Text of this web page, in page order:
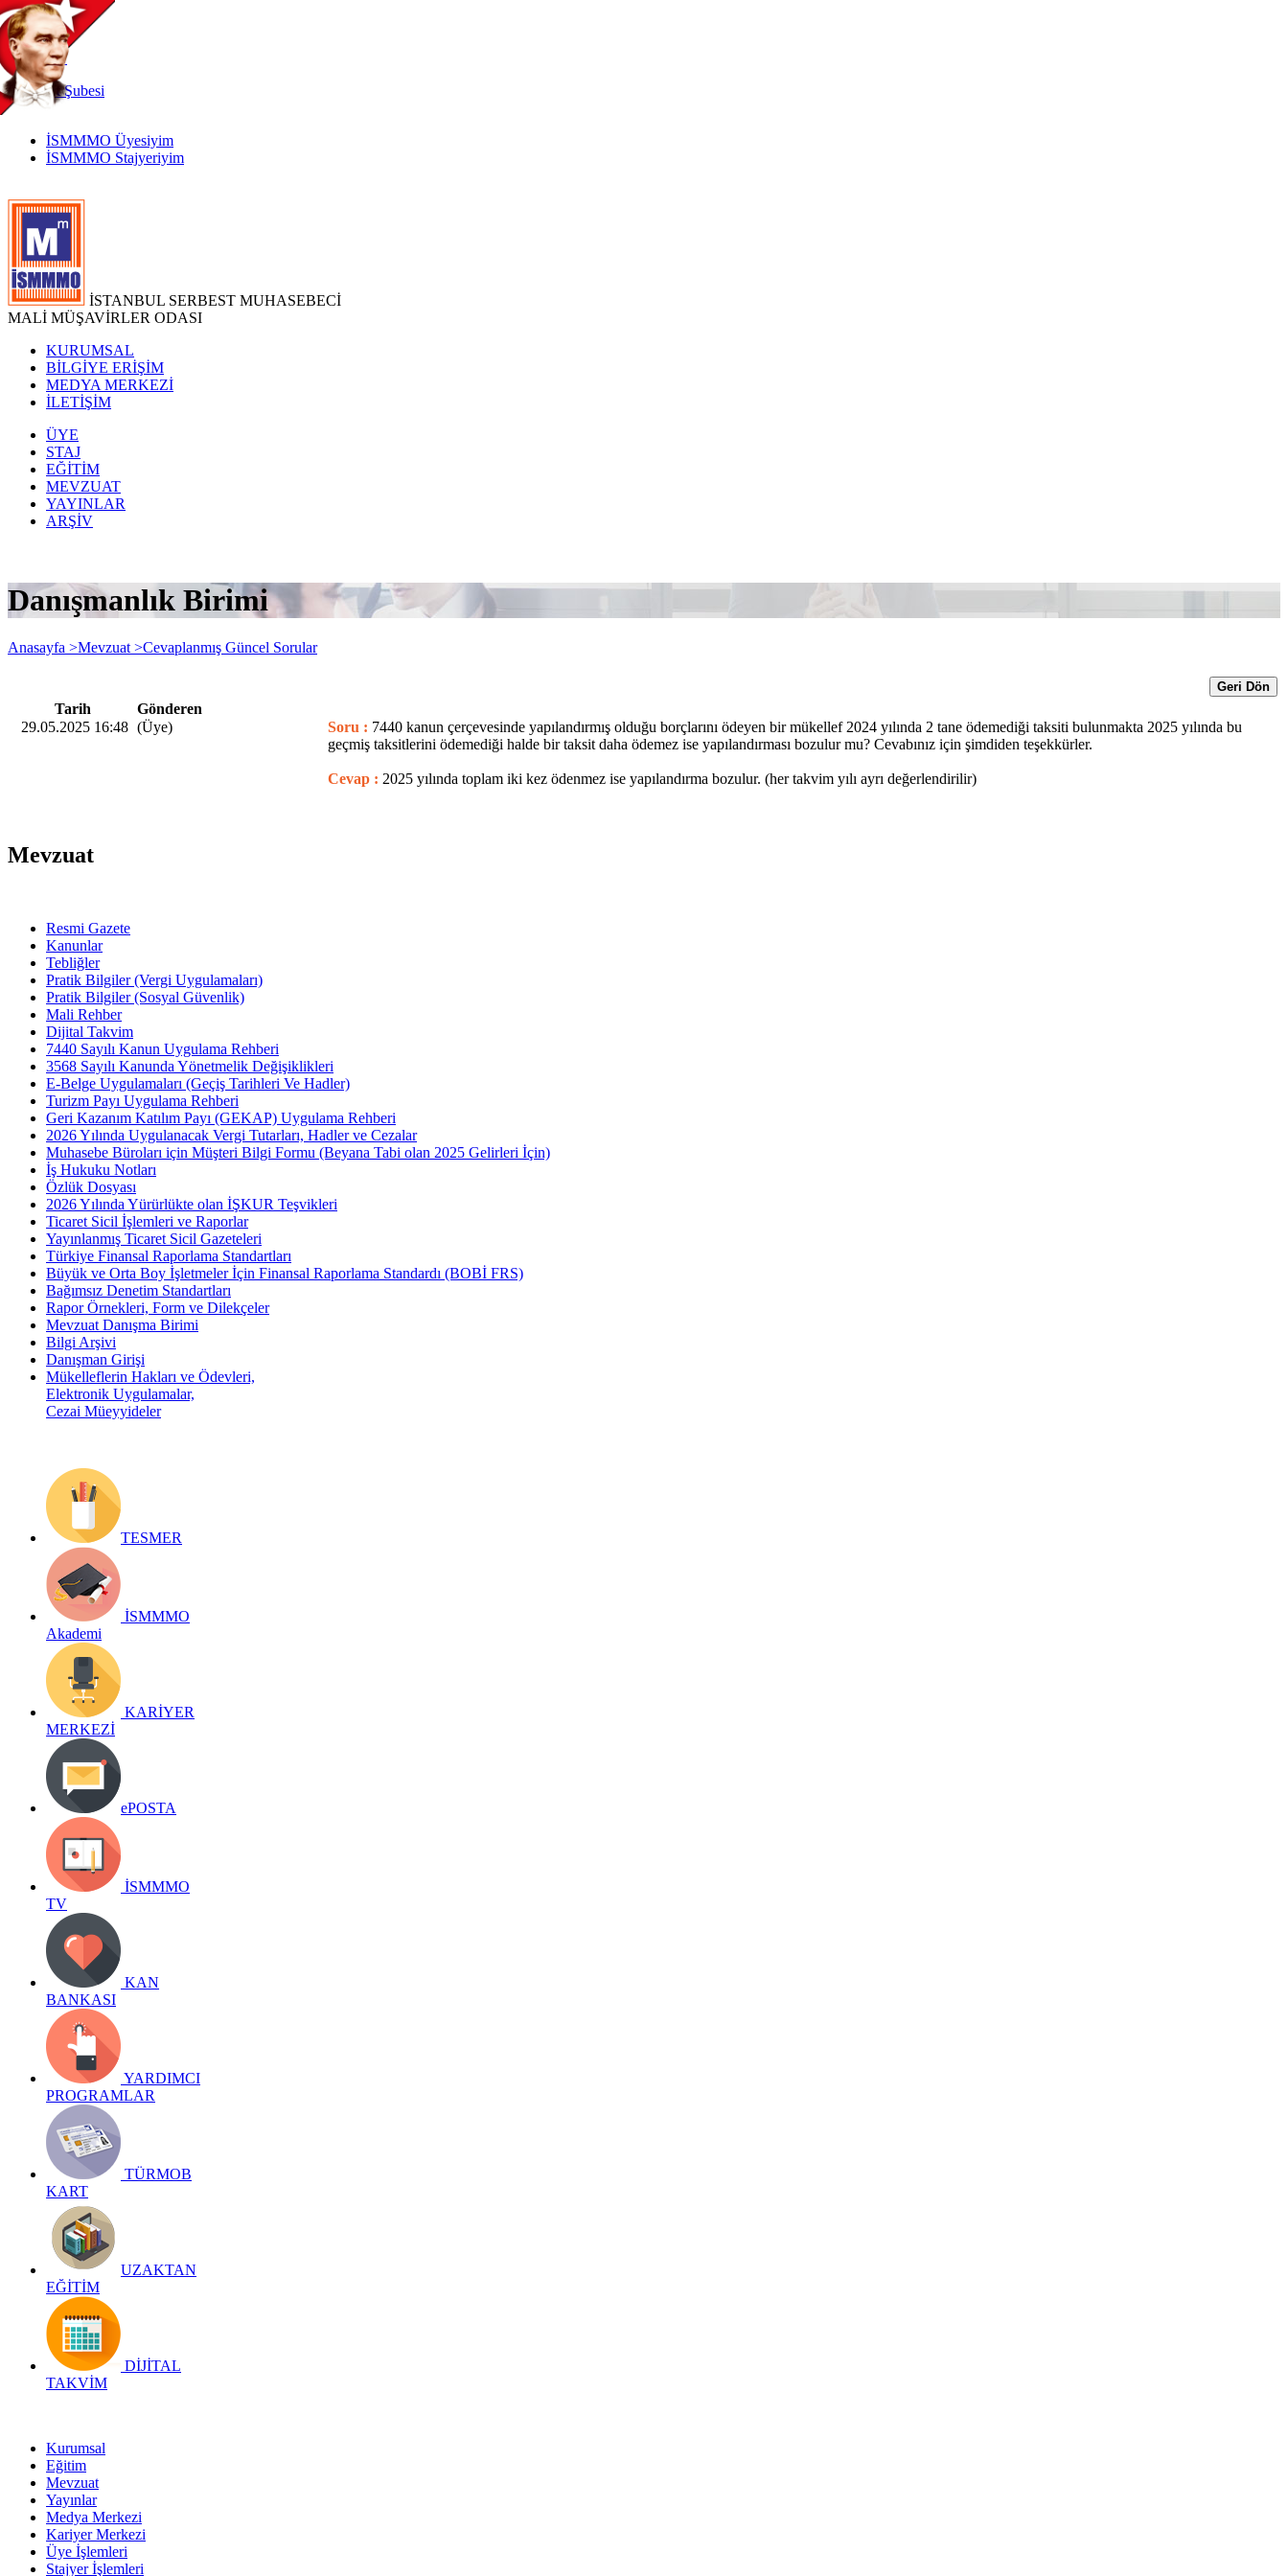
TR
|
EN
İnternetŞubesi
İSMMMO Üyesiyim
İSMMMO Stajyeriyim
İSTANBUL SERBEST MUHASEBECİ
MALİ MÜŞAVİRLER ODASI
KURUMSAL
BİLGİYE ERİŞİM
MEDYA MERKEZİ
İLETİŞİM
ÜYE
STAJ
EĞİTİM
MEVZUAT
YAYINLAR
ARŞİV
Danışmanlık Birimi
Anasayfa >Mevzuat >Cevaplanmış Güncel Sorular
Geri Dön
Tarih
Gönderen
29.05.2025 16:48 (Üye) Soru : 7440 kanun çerçevesinde yapılandırmış olduğu borçlarını ödeyen bir mükellef 2024 yılında 2 tane ödemediği taksiti bulunmakta 2025 yılında bu
geçmiş taksitlerini ödemediği halde bir taksit daha ödemez ise yapılandırması bozulur mu? Cevabınız için şimdiden teşekkürler.
Cevap : 2025 yılında toplam iki kez ödenmez ise yapılandırma bozulur. (her takvim yılı ayrı değerlendirilir)
Mevzuat
Resmi Gazete
Kanunlar
Tebliğler
Pratik Bilgiler (Vergi Uygulamaları)
Pratik Bilgiler (Sosyal Güvenlik)
Mali Rehber
Dijital Takvim
7440 Sayılı Kanun Uygulama Rehberi
3568 Sayılı Kanunda Yönetmelik Değişiklikleri
E-Belge Uygulamaları (Geçiş Tarihleri Ve Hadler)
Turizm Payı Uygulama Rehberi
Geri Kazanım Katılım Payı (GEKAP) Uygulama Rehberi
2026 Yılında Uygulanacak Vergi Tutarları, Hadler ve Cezalar
Muhasebe Büroları için Müşteri Bilgi Formu (Beyana Tabi olan 2025 Gelirleri İçin)
İş Hukuku Notları
Özlük Dosyası
2026 Yılında Yürürlükte olan İŞKUR Teşvikleri
Ticaret Sicil İşlemleri ve Raporlar
Yayınlanmış Ticaret Sicil Gazeteleri
Türkiye Finansal Raporlama Standartları
Büyük ve Orta Boy İşletmeler İçin Finansal Raporlama Standardı (BOBİ FRS)
Bağımsız Denetim Standartları
Rapor Örnekleri, Form ve Dilekçeler
Mevzuat Danışma Birimi
Bilgi Arşivi
Danışman Girişi
Mükelleflerin Hakları ve Ödevleri,
Elektronik Uygulamalar,
Cezai Müeyyideler
TESMER
İSMMMO
Akademi
KARİYER
MERKEZİ
ePOSTA
İSMMMO
TV
KAN
BANKASI
YARDIMCI
PROGRAMLAR
TÜRMOB
KART
UZAKTAN
EĞİTİM
DİJİTAL
TAKVİM
Kurumsal
Eğitim
Mevzuat
Yayınlar
Medya Merkezi
Kariyer Merkezi
Üye İşlemleri
Stajyer İşlemleri